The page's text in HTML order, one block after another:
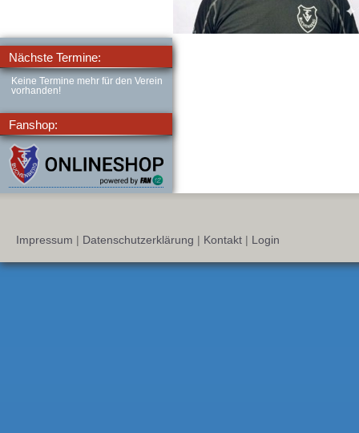
Nächste Termine:
Keine Termine mehr für den Verein
vorhanden!
Fanshop:
Impressum | Datenschutzerklärung | Kontakt | Login